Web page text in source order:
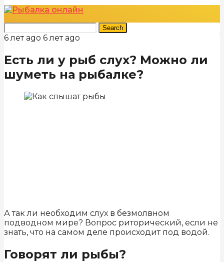
Search
6 лет ago 6 лет ago
Есть ли у рыб слух? Можно ли
шуметь на рыбалке?
А так ли необходим слух в безмолвном
подводном мире? Вопрос риторический, если не
знать, что на самом деле происходит под водой.
Говорят ли рыбы?